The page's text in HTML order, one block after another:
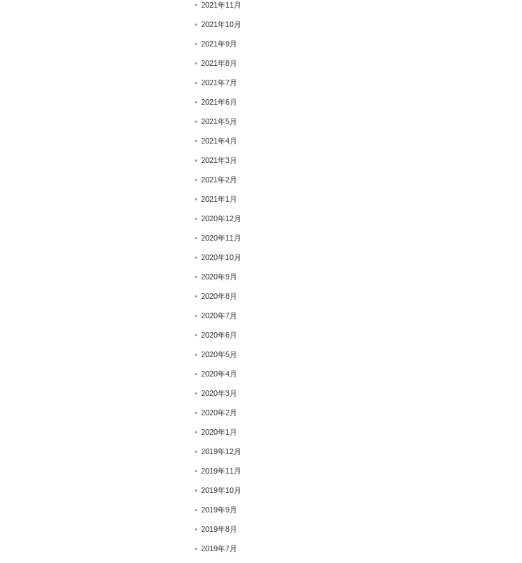
2021年11月
2021年10月
2021年9月
2021年8月
2021年7月
2021年6月
2021年5月
2021年4月
2021年3月
2021年2月
2021年1月
2020年12月
2020年11月
2020年10月
2020年9月
2020年8月
2020年7月
2020年6月
2020年5月
2020年4月
2020年3月
2020年2月
2020年1月
2019年12月
2019年11月
2019年10月
2019年9月
2019年8月
2019年7月